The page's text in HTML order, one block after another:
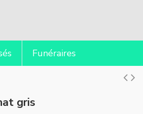
Funéraires
gris